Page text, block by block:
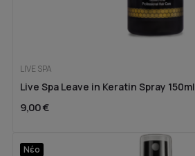
LIVE SPA
Live Spa Leave in Keratin Spray 150ml
9,00 €
Νέο